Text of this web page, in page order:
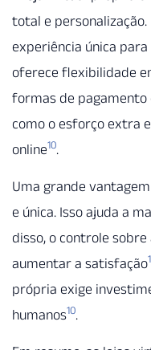
total e
experiência única
oferece flexibilidade
formas de
como o esforço extra
online10.
Uma grande
e única. Isso ajuda a
disso, o controle
aumentar a satisfação
própria exige
humanos10.